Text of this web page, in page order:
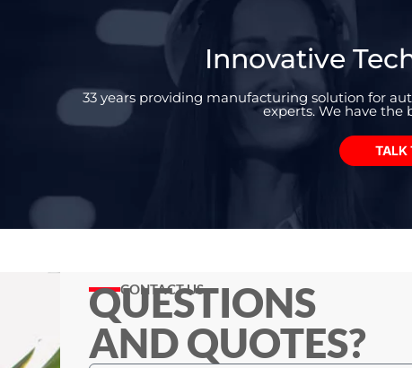
Innovative
33 years providing manufacturing solution for
experts. We have the
TALK
CONTACT US
QUESTIONS
AND QUOTES?